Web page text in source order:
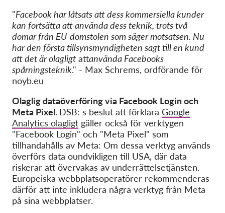
"Facebook har låtsats att dess kommersiella kunder
kan fortsätta att använda dess teknik, trots två
domar från EU-domstolen som säger motsatsen. Nu
har den första tillsynsmyndigheten sagt till en kund
att det är olagligt attanvända Facebooks
spårningsteknik." - Max Schrems, ordförande för
noyb.eu
Olaglig dataöverföring via Facebook Login och
Meta Pixel. DSB: s beslut att förklara Google
Analytics olagligt gäller också för verktygen
"Facebook Login" och "Meta Pixel" som
tillhandahålls av Meta: Om dessa verktyg används
överförs data oundvikligen till USA, där data
riskerar att övervakas av underrättelsetjänsten.
Europeiska webbplatsoperatörer rekommenderas
därför att inte inkludera några verktyg från Meta
på sina webbplatser.